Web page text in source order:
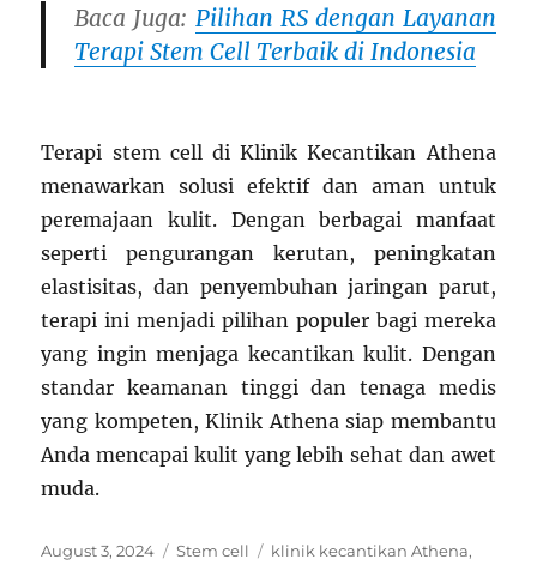
Baca Juga: Pilihan RS dengan Layanan
Terapi Stem Cell Terbaik di Indonesia
Terapi stem cell di Klinik Kecantikan Athena
menawarkan solusi efektif dan aman untuk
peremajaan kulit. Dengan berbagai manfaat
seperti pengurangan kerutan, peningkatan
elastisitas, dan penyembuhan jaringan parut,
terapi ini menjadi pilihan populer bagi mereka
yang ingin menjaga kecantikan kulit. Dengan
standar keamanan tinggi dan tenaga medis
yang kompeten, Klinik Athena siap membantu
Anda mencapai kulit yang lebih sehat dan awet
muda.
Posted
August 3, 2024 Categories
Stem cell Tags
klinik kecantikan Athena,